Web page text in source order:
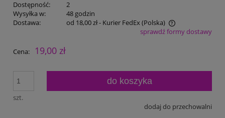
Dostępność:
2
Wysyłka w:
48 godzin
Dostawa:
od 18,00 zł- Kurier FedEx(Polska)
Cena nie zawiera ewentualnych kosztów płatnościsprawdź formy dostawy
Cena: 19,00 zł
szt.
do koszyka
dodaj do przechowalni